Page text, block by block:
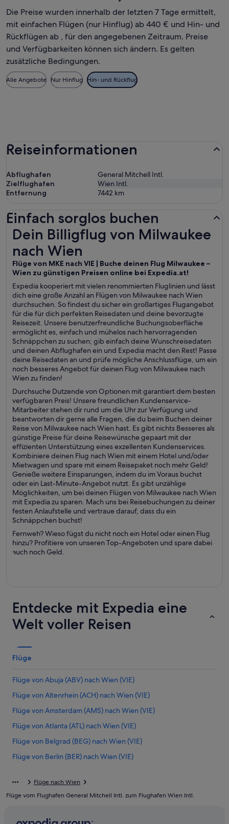
Die Preise wurden innerhalb der letzten 7 Tage ermittelt,
mit einfachen Flügen (nur Hinflug) ab 440 € und Hin- und
Rückflügen ab , für den angegebenen Zeitraum. Preise
und Verfügbarkeiten können sich ändern. Es gelten
zusätzliche Bedingungen.
Alle Angebote Nur Hinflug Hin- und Rückflug
Reiseinformationen
Abflughafen
General Mitchell Intl.
Zielflughafen
Wien Intl.
Entfernung
7442 km
Einfach sorglos buchen
Dein Billigflug von Milwaukee
nach Wien
Flüge von MKE nach VIE | Buche deinen Flug Milwaukee –
Wien zu günstigen Preisen online bei Expedia.at!
Expedia kooperiert mit vielen renommierten Fluglinien und lässt
dich eine große Anzahl an Flügen von Milwaukee nach Wien
durchsuchen. So findest du sicher ein großartiges Flugangebot
für die für dich perfekten Reisedaten und deine bevorzugte
Reisezeit. Unsere benutzerfreundliche Buchungsoberfläche
ermöglicht es, einfach und mühelos nach hervorragenden
Schnäppchen zu suchen; gib einfach deine Wunschreisedaten
und deinen Abflughafen ein und Expedia macht den Rest! Passe
deine Reisedaten an und prüfe mögliche Anschlussflüge, um ein
noch besseres Angebot für deinen Flug von Milwaukee nach
Wien zu finden!
Durchsuche Dutzende von Optionen mit garantiert dem besten
verfügbaren Preis! Unsere freundlichen Kundenservice-
Mitarbeiter stehen dir rund um die Uhr zur Verfügung und
beantworten dir gerne alle Fragen, die du beim Buchen deiner
Reise von Milwaukee nach Wien hast. Es gibt nichts Besseres als
günstige Preise für deine Reisewünsche gepaart mit der
effizienten Unterstützung eines exzellenten Kundenservices.
Kombiniere deinen Flug nach Wien mit einem Hotel und/oder
Mietwagen und spare mit einem Reisepaket noch mehr Geld!
Genieße weitere Einsparungen, indem du im Voraus buchst
oder ein Last-Minute-Angebot nutzt. Es gibt unzählige
Möglichkeiten, um bei deinen Flügen von Milwaukee nach Wien
mit Expedia zu sparen. Mach uns bei Reisebuchungen zu deiner
festen Anlaufstelle und vertraue darauf, dass du ein
Schnäppchen buchst!
Fernweh? Wieso fügst du nicht noch ein Hotel oder einen Flug
hinzu? Profitiere von unseren Top-Angeboten und spare dabei
auch noch Geld.
Dein Billigflug von Milwaukee nach Wien
Entdecke mit Expedia eine
Welt voller Reisen
Flüge
Flüge von Abuja (ABV) nach Wien (VIE)
Flüge von Altenrhein (ACH) nach Wien (VIE)
Flüge von Amsterdam (AMS) nach Wien (VIE)
Flüge von Atlanta (ATL) nach Wien (VIE)
Flüge von Belgrad (BEG) nach Wien (VIE)
Flüge von Berlin (BER) nach Wien (VIE)
Flüge von Belfast (BHD) nach Wien (VIE)
Flüge von Bangkok (BKK) nach Wien (VIE)
Flüge nach Wien
Flüge vom Flughafen General Mitchell Intl. zum Flughafen Wien Intl.